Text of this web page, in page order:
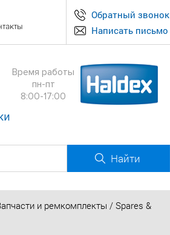
Обратный звонок
Написать письмо
Время работы
пн-пт
8:00-17:00
Найти
и ремкомплекты / Spares &